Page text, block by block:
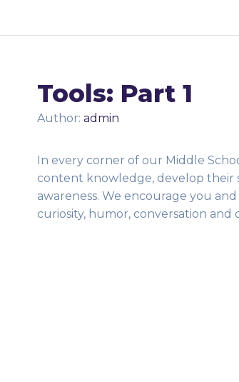
Tools: Part 1
Author: admin
In every corner of our Middle
content knowledge, develop their
awareness. We encourage you
curiosity, humor, conversation